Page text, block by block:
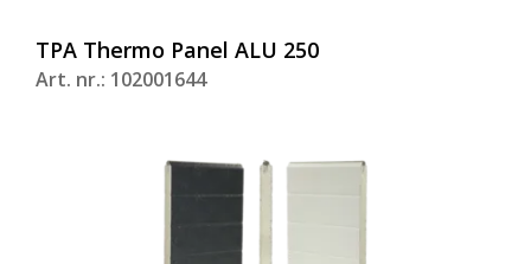
TPA Thermo Panel ALU 250
Art. nr.: 102001644